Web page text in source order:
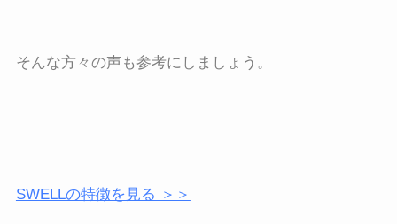
そんな方々の声も参考にしましょう。
SWELLの特徴を見る ＞＞